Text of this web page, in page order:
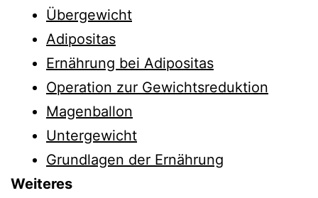
Übergewicht
Adipositas
Ernährung bei Adipositas
Operation zur Gewichtsreduktion
Magenballon
Untergewicht
Grundlagen der Ernährung
Weiteres